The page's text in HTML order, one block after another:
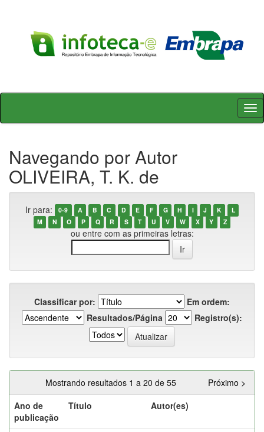
Skip
Navegando por Autor
OLIVEIRA, T. K. de
Ir para: 0-9 A B C D E F G H I J K
L
M
N O P Q R S T U V W X Y Z
ou entre com as primeiras letras:
Classificar por:
Em ordem:
Resultados/Página
Registro(s):
Mostrando resultados 1 a 20 de 55
Próximo >
Ano de
publicação
Título Autor(es)